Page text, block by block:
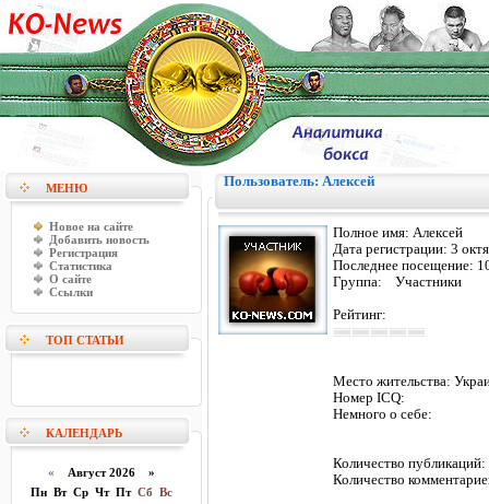
МЕНЮ
Новое на сайте
Добавить новость
Регистрация
Статистика
О сайте
Ссылки
ТОП СТАТЬИ
КАЛЕНДАРЬ
« Август 2026 »
Пн Вт Ср Чт Пт Сб Вс
Пользователь: Алексей
Полное имя: Алексей
Дата регистрации: 3
Последнее посещение:
Группа: Участники
Рейтинг:
Место жительства:
Номер ICQ:
Немного о себе:
Количество
Количество